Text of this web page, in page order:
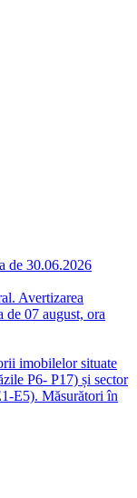
de 30.06.2026
Avertizarea
de 07 august, ora
imobilelor situate
P6- P17) și sector
E5). Măsurători în